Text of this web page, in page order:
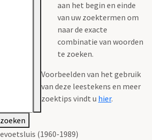
aan het begin en einde
van uw zoektermen om
naar de exacte
combinatie van woorden
te zoeken.
Voorbeelden van het gebruik
van deze leestekens en meer
zoektips vindt u hier.
(1960-1989)